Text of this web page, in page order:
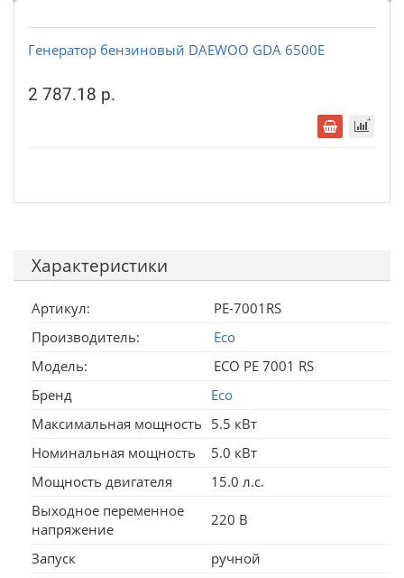
Генератор бензиновый DAEWOO GDA 6500E
2 787.18 р.
Характеристики
Артикул:
PE-7001RS
Производитель:
Eco
Модель:
ECO PE 7001 RS
Бренд
Eco
Максимальная мощность 5.5 кВт
Номинальная мощность
5.0 кВт
Мощность двигателя
15.0 л.с.
Выходное переменное
напряжение
220 В
Запуск
ручной